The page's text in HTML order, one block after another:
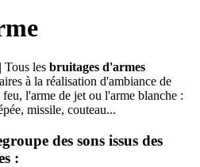
| Tous les bruitages d'armes
à la réalisation d'ambiance de
l'arme de jet ou l'arme blanche :
missile, couteau...
des sons issus des
: